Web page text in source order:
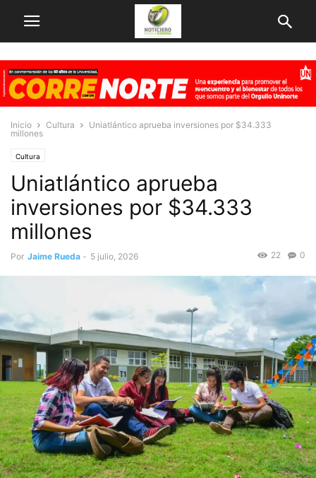
Inicio Cultura
Uniatlántico aprueba inversiones por $34.333
millones
Cultura
Uniatlántico aprueba
inversiones por $34.333
millones
Por Jaime Rueda - 5 julio, 2026 0
22